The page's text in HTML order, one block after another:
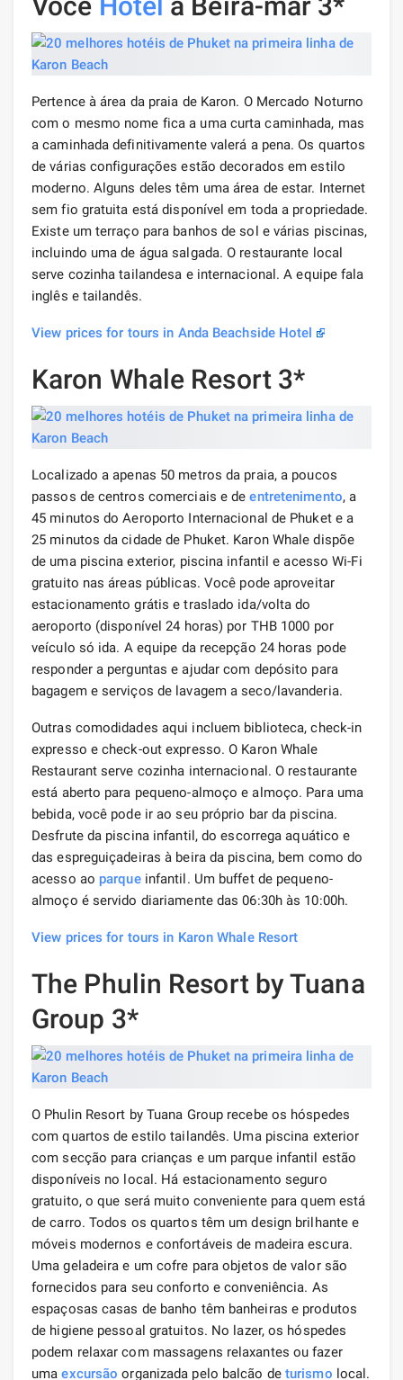
Pertence à área da praia de Karon. O Mercado Noturno
com o mesmo nome fica a uma curta caminhada, mas
a caminhada definitivamente valerá a pena. Os quartos
de várias configurações estão decorados em estilo
moderno. Alguns deles têm uma área de estar. Internet
sem fio gratuita está disponível em toda a propriedade.
Existe um terraço para banhos de sol e várias piscinas,
incluindo uma de água salgada. O restaurante local
serve cozinha tailandesa e internacional. A equipe fala
inglês e tailandês.
View prices for tours in Anda Beachside Hotel
Karon Whale Resort 3*
Localizado a apenas 50 metros da praia, a poucos
passos de centros comerciais e deentretenimento, a
45 minutos do Aeroporto Internacional de Phuket e a
25 minutos da cidade de Phuket. Karon Whale dispõe
de uma piscina exterior, piscina infantil e acesso Wi-Fi
gratuito nas áreas públicas. Você pode aproveitar
estacionamento grátis e traslado ida/volta do
aeroporto (disponível 24 horas) por THB 1000 por
veículo só ida. A equipe da recepção 24 horas pode
responder a perguntas e ajudar com depósito para
bagagem e serviços de lavagem a seco/lavanderia.
Outras comodidades aqui incluem biblioteca, check-in
expresso e check-out expresso. O Karon Whale
Restaurant serve cozinha internacional. O restaurante
está aberto para pequeno-almoço e almoço. Para uma
bebida, você pode ir ao seu próprio bar da piscina.
Desfrute da piscina infantil, do escorrega aquático e
das espreguiçadeiras à beira da piscina, bem como do
acesso ao parqueinfantil. Um buffet de pequeno-
almoço é servido diariamente das 06:30h às 10:00h.
View prices for tours in Karon Whale Resort
The Phulin Resort by Tuana
Group 3*
O Phulin Resort by Tuana Group recebe os hóspedes
com quartos de estilo tailandês. Uma piscina exterior
com secção para crianças e um parque infantil estão
disponíveis no local. Há estacionamento seguro
gratuito, o que será muito conveniente para quem está
de carro. Todos os quartos têm um design brilhante e
móveis modernos e confortáveis ​​de madeira escura.
Uma geladeira e um cofre para objetos de valor são
fornecidos para seu conforto e conveniência. As
espaçosas casas de banho têm banheiras e produtos
de higiene pessoal gratuitos. No lazer, os hóspedes
podem relaxar com massagens relaxantes ou fazer
umaexcursão organizada pelo balcão de turismo local.